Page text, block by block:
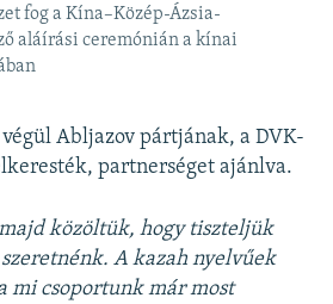
fog a Kína–Közép-Ázsia-
aláírási ceremónián a kínai
Abljazov pártjának, a DVK-
partnerséget ajánlva.
közöltük, hogy tiszteljük
A kazah nyelvűek
mi csoportunk már most